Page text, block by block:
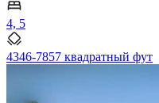
4, 5
4346-7857 квадратный фут